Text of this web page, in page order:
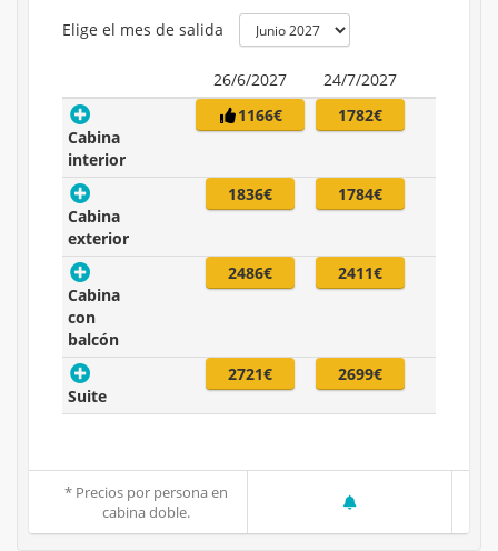
Elige el mes de salida
26/6/2027 24/7/2027
Cabina
interior
1166€ 1782€
Cabina
exterior
1836€ 1784€
Cabina
con
balcón
2486€ 2411€
Suite
2721€ 2699€
* Precios por persona en
cabina doble.